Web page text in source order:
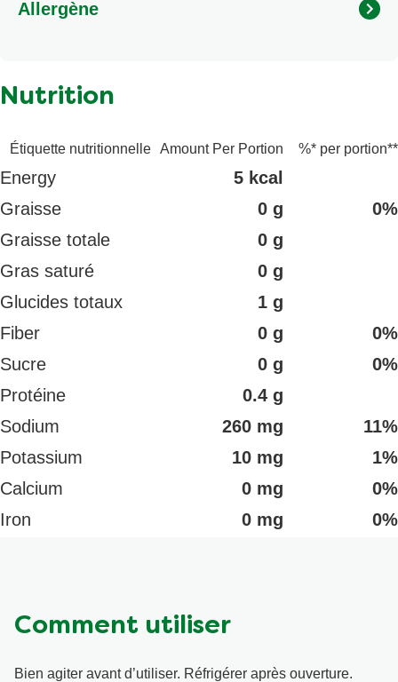
Allergène
Nutrition
Étiquette nutritionnelle Amount Per Portion %* per portion**
Energy
5 kcal
Graisse
0 g
0%
Graisse totale
0 g
Gras saturé
0 g
Glucides totaux
1 g
Fiber
0 g
0%
Sucre
0 g
0%
Protéine
0.4 g
Sodium
260 mg
11%
Potassium
10 mg
1%
Calcium
0 mg
0%
Iron
0 mg 0%
Comment utiliser
Bien agiter avant d’utiliser. Réfrigérer après ouverture.